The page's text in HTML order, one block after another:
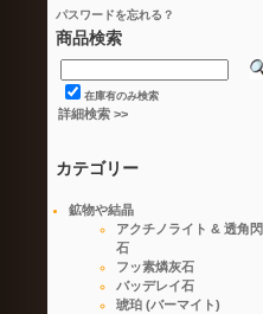
パスワードを忘れる？
商品検索
在庫有のみ検索
詳細検索 >>
カテゴリー
鉱物や結晶
アクチノライト & 透角閃
石
フッ素燐灰石
バッデレイ石
琥珀 (バーマイト)